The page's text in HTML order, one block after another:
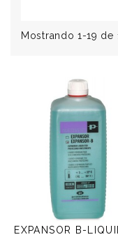
Mostrando 1-19 de
EXPANSOR B-